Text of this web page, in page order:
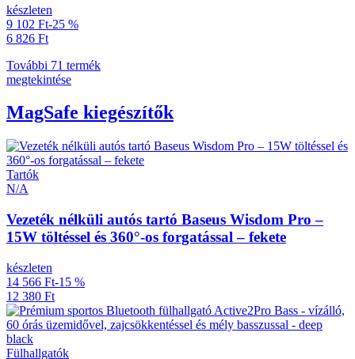
készleten
9 102 Ft-25 %
6 826 Ft
További 71 termék
megtekintése
MagSafe kiegészítők
Tartók
N/A
Vezeték nélküli autós tartó Baseus Wisdom Pro –
15W töltéssel és 360°-os forgatással – fekete
készleten
14 566 Ft-15 %
12 380 Ft
Fülhallgatók